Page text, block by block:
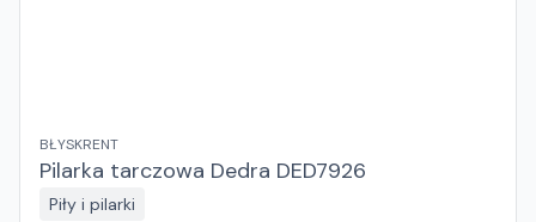
BŁYSKRENT
Pilarka tarczowa Dedra DED7926
Piły i pilarki